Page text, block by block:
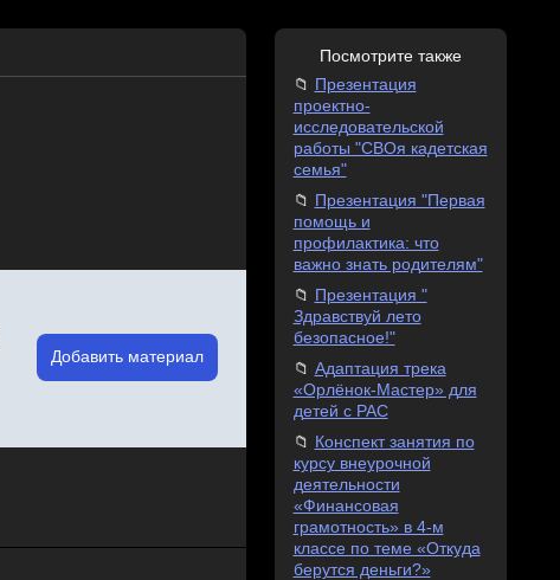
Добавить материал
Посмотрите также
Презентация
проектно-
исследовательской
работы "СВОя кадетская
семья"
Презентация "Первая
помощь и
профилактика: что
важно знать родителям"
Презентация "
Здравствуй лето
безопасное!"
Адаптация трека
«Орлёнок-Мастер» для
детей с РАС
Конспект занятия по
курсу внеурочной
деятельности
«Финансовая
грамотность» в 4-м
классе по теме «Откуда
берутся деньги?»